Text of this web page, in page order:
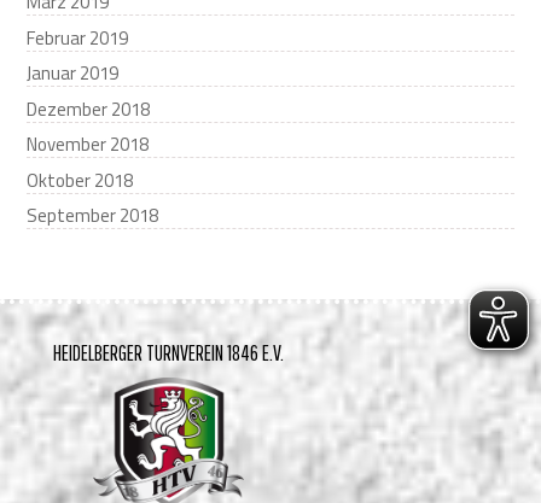
Februar 2019
Januar 2019
Dezember 2018
November 2018
Oktober 2018
September 2018
HEIDELBERGER TURNVEREIN 1846 E.V.